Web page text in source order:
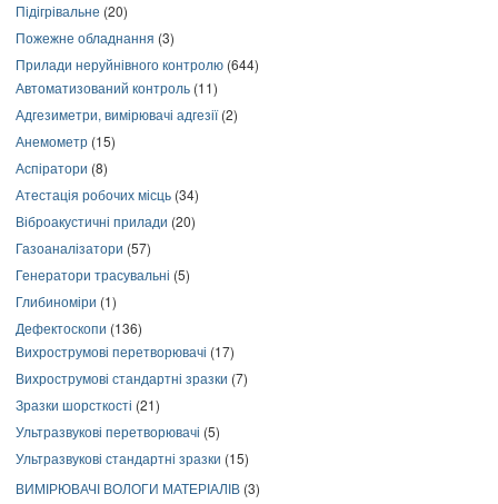
Підігрівальне (20)
Пожежне обладнання (3)
Прилади неруйнівного контролю (644)
Автоматизований контроль (11)
Адгезиметри, вимірювачі адгезії(2)
Анемометр (15)
Аспіратори (8)
Атестація робочих місць (34)
Віброакустичні прилади (20)
Газоаналізатори (57)
Генератори трасувальні (5)
Глибиноміри (1)
Дефектоскопи (136)
Вихрострумові перетворювачі (17)
Вихрострумові стандартні зразки (7)
Зразки шорсткості (21)
Ультразвукові перетворювачі (5)
Ультразвукові стандартні зразки (15)
ВИМІРЮВАЧІ ВОЛОГИ МАТЕРІАЛІВ (3)